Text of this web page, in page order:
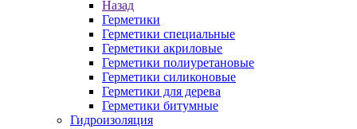
Назад
Герметики
Герметики специальные
Герметики акриловые
Герметики полиуретановые
Герметики силиконовые
Герметики для дерева
Герметики битумные
Гидроизоляция